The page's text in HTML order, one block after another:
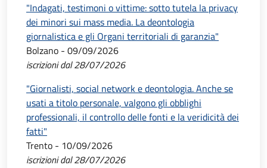
"Indagati, testimoni o vittime: sotto tutela la privacy
dei minori sui mass media. La deontologia
giornalistica e gli Organi territoriali di garanzia"
Bolzano - 09/09/2026
iscrizioni dal 28/07/2026
"Giornalisti, social network e deontologia. Anche se
usati a titolo personale, valgono gli obblighi
professionali, il controllo delle fonti e la veridicità dei
fatti"
Trento - 10/09/2026
iscrizioni dal 28/07/2026